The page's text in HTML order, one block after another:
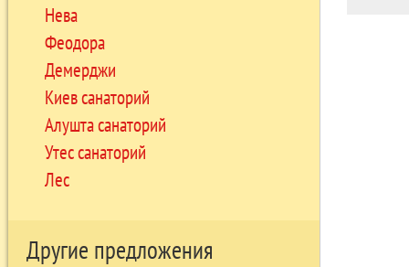
Нева
Феодора
Демерджи
Киев санаторий
Алушта санаторий
Утес санаторий
Лес
Другие предложения